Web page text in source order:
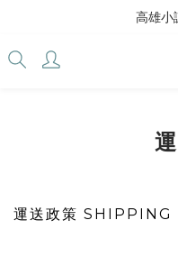
高雄小
運送政策 SHIPPING